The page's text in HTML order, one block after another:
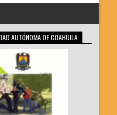
AUTÓNOMA DE COAHUILA